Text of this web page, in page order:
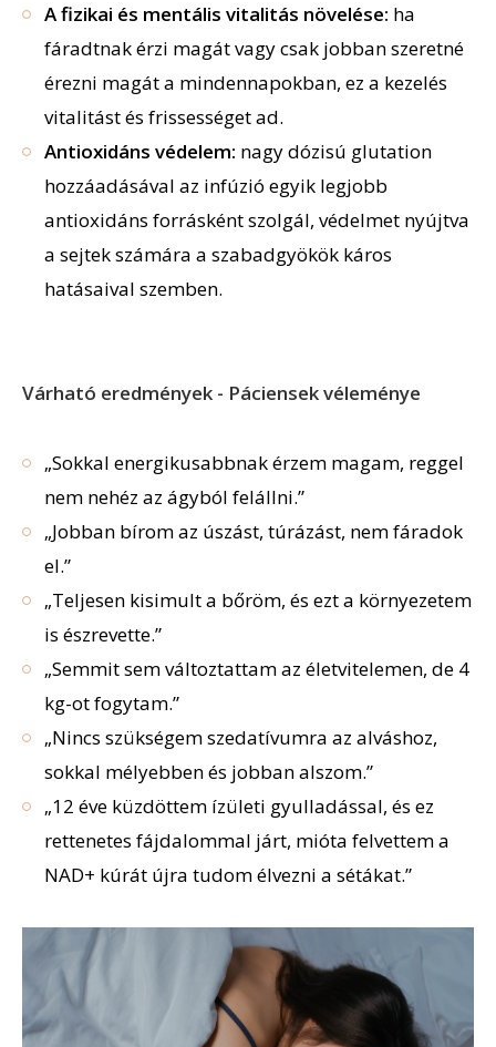
A fizikai és mentális vitalitás növelése: ha
fáradtnak érzi magát vagy csak jobban szeretné
érezni magát a mindennapokban, ez a kezelés
vitalitást és frissességet ad.
Antioxidáns védelem: nagy dózisú glutation
hozzáadásával az infúzió egyik legjobb
antioxidáns forrásként szolgál, védelmet nyújtva
a sejtek számára a szabadgyökök káros
hatásaival szemben.
Várható eredmények - Páciensek véleménye
„Sokkal energikusabbnak érzem magam, reggel
nem nehéz az ágyból felállni.”
„Jobban bírom az úszást, túrázást, nem fáradok
el.”
„Teljesen kisimult a bőröm, és ezt a környezetem
is észrevette.”
„Semmit sem változtattam az életvitelemen, de 4
kg-ot fogytam.”
„Nincs szükségem szedatívumra az alváshoz,
sokkal mélyebben és jobban alszom.”
„12 éve küzdöttem ízületi gyulladással, és ez
rettenetes fájdalommal járt, mióta felvettem a
NAD+ kúrát újra tudom élvezni a sétákat.”